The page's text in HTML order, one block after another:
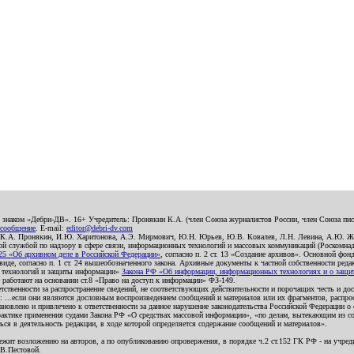
знаком «Дебри-ДВ». 16+ Учредитель: Пронякин К.А. (член Союза журналистов России, член Союза
. E-mail: editor@debri-dv.com
К.А. Пронякин, И.Ю. Харитонова, А.Э. Мирмович, Ю.Н. Юрьев, Ю.В. Ковалев, Л.Н. Левина,
службой по надзору в сфере связи, информационных технологий и массовых коммуникаций
«Об архивном деле в Российской Федерации» , согласно п. 2 ст. 13 «Создание архивов». Основной
согласно п. 1 ст. 24 вышеобозначенного закона. Архивные документы к частной собственности
и защиты информации» Закона РФ «Об информации, информационных технологиях и о
на основании ст.8 «Право на доступ к информации» ФЗ-149.
за распространение сведений, не соответствующих действительности и порочащих честь и
они являются дословным воспроизведением сообщений и материалов или их фрагментов,
и привлечено к ответственности за данное нарушение законодательства Российской Федерации
применения судами Закона РФ «О средствах массовой информации», «по делам, вытекающим из
деятельность редакции, в ходе которой определяется содержание сообщений и материалов».
возложению на авторов, а по опубликованию опровержения, в порядке ч.2 ст.152 ГК РФ - на